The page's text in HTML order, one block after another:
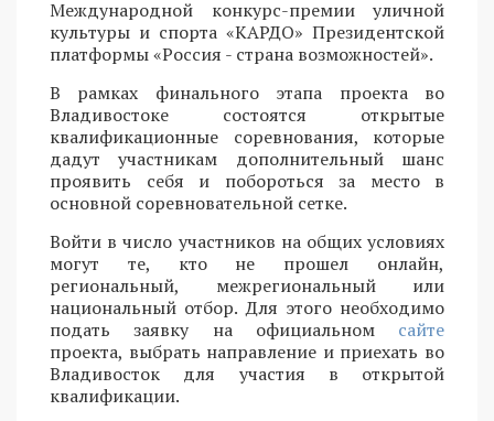
Международной конкурс-премии уличной
культуры и спорта «КАРДО» Президентской
платформы «Россия - страна возможностей».
В рамках финального этапа проекта во
Владивостоке состоятся открытые
квалификационные соревнования, которые
дадут участникам дополнительный шанс
проявить себя и побороться за место в
основной соревновательной сетке.
Войти в число участников на общих условиях
могут те, кто не прошел онлайн,
региональный, межрегиональный или
национальный отбор. Для этого необходимо
подать заявку на официальном сайте
проекта, выбрать направление и приехать во
Владивосток для участия в открытой
квалификации.